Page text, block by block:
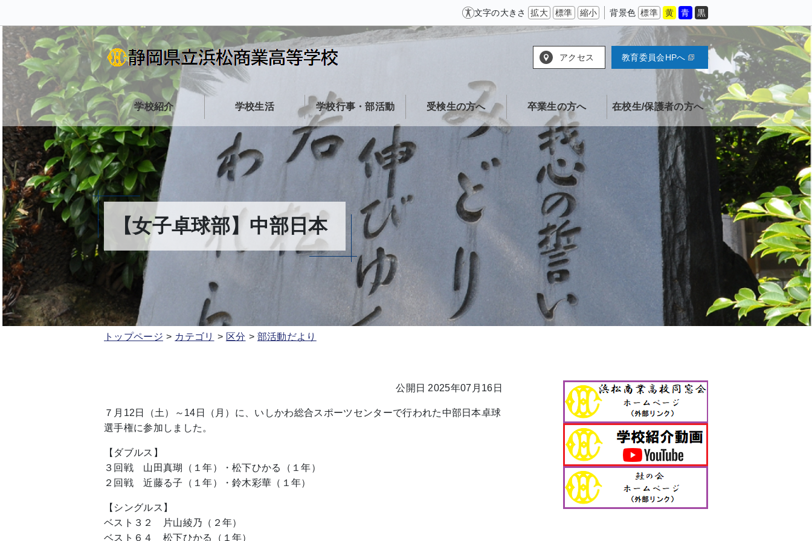
文字の大きさ 拡大 標準 縮小 背景色 標準 黄 青 黒
アクセス 教育委員会HPへ
学校紹介 学校生活 学校行事・部活動 受検生の方へ 卒業生の方へ 在校生/保護者の方へ
【女子卓球部】中部日本
トップページ カテゴリ 区分 部活動だより
公開日 2025年07月16日
７月12日（土）～14日（月）に、いしかわ総合スポーツセンターで行われた中部日本卓球
選手権に参加しました。
【ダブルス】
３回戦 山田真瑚（１年）・松下ひかる（１年）
２回戦 近藤る子（１年）・鈴木彩華（１年）
【シングルス】
ベスト３２ 片山綾乃（２年）
ベスト６４ 松下ひかる（１年）